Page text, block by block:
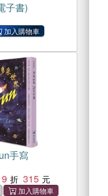
子書)
手寫
9 315